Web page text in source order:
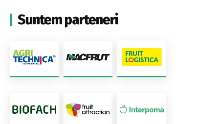
Suntem parteneri